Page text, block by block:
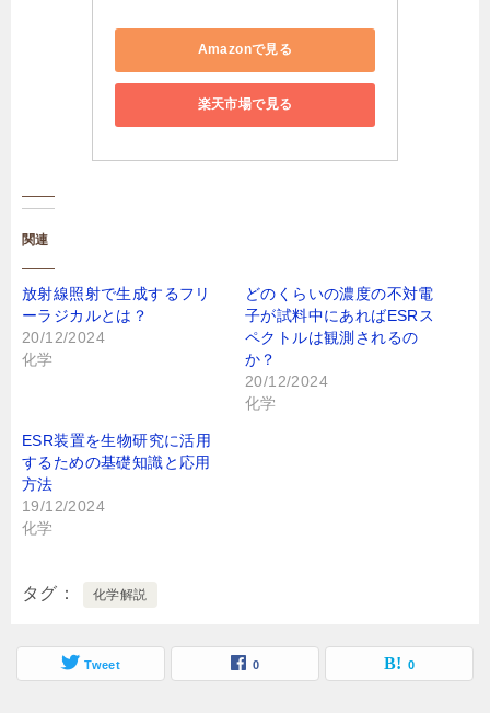
Amazonで見る
楽天市場で見る
関連
放射線照射で生成するフリ
ーラジカルとは？
20/12/2024
化学
どのくらいの濃度の不対電
子が試料中にあればESRス
ペクトルは観測されるの
か？
20/12/2024
化学
ESR装置を生物研究に活用
するための基礎知識と応用
方法
19/12/2024
化学
タグ 化学解説
Tweet 0 0